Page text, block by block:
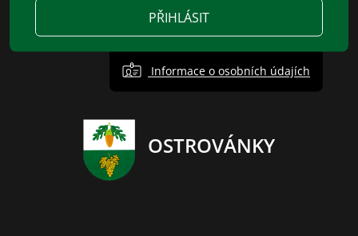
PŘIHLÁSIT
Informace o osobních údajích
OSTROVÁNKY